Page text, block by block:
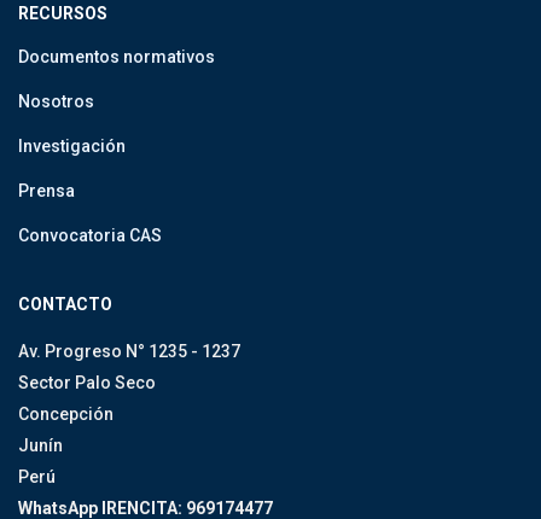
RECURSOS
Documentos normativos
Nosotros
Investigación
Prensa
Convocatoria CAS
CONTACTO
Av. Progreso N° 1235 - 1237
Sector Palo Seco
Concepción
Junín
Perú
WhatsApp IRENCITA: 969174477